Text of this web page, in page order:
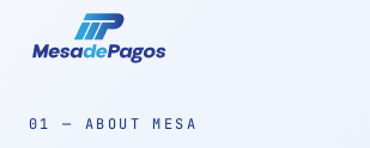
01 — ABOUT MESA